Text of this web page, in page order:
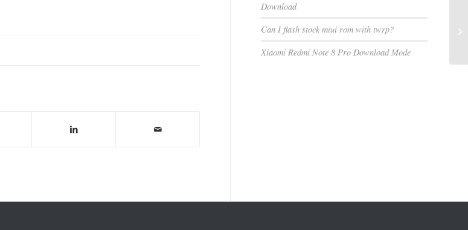
Download
Can I flash stock miui rom with twrp?
Xiaomi Redmi Note 8 Pro Download Mode